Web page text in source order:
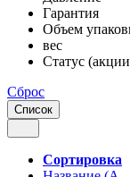
Гарантия
Объем
вес
Статус
Сброс
Список
Сортировка